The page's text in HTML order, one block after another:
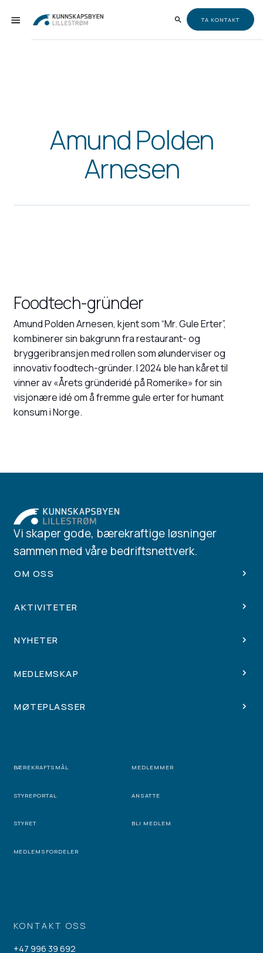
TA KONTAKT
Amund Polden
Arnesen
Foodtech-gründer
Amund Polden Arnesen, kjent som “Mr. Gule Erter”,
kombinerer sin bakgrunn fra restaurant- og
bryggeribransjen med rollen som ølunderviser og
innovativ foodtech-gründer. I 2024 ble han kåret til
vinner av «Årets gründeridé på Romerike» for sin
visjonære idé om å fremme gule erter for humant
konsum i Norge.
KONTAKT OSS
+47 996 39 692
Vi skaper gode, bærekraftige løsninger
sammen med våre bedriftsnettverk.
OM OSS
AKTIVITETER
NYHETER
MEDLEMSKAP
MØTEPLASSER
BÆREKRAFTSMÅL MEDLEMMER
STYREPORTAL ANSATTE
STYRET BLI MEDLEM
MEDLEMSFORDELER